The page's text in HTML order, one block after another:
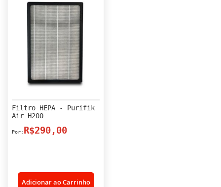
Filtro HEPA - Purifik
Air H200
R$290,00
Adicionar ao Carrinho